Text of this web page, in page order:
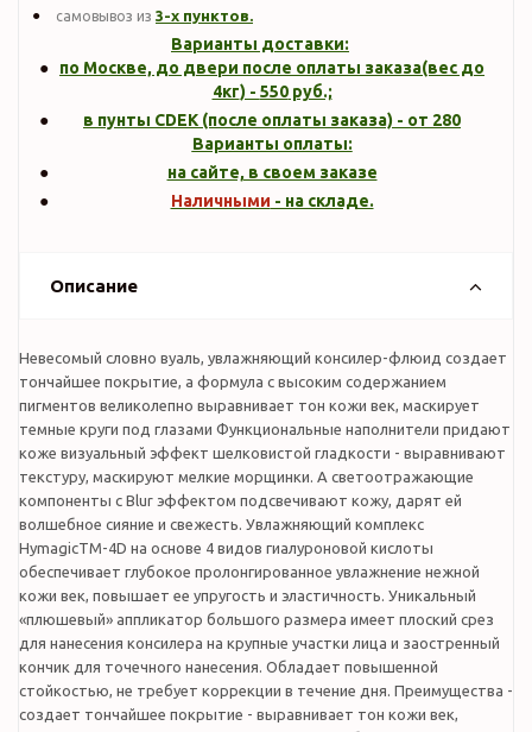
самовывоз из 3-х пунктов.
Варианты доставки:
по Москве, до двери после оплаты заказа(вес до
4кг) - 550руб.;
в пунты CDEK (после оплаты заказа) - от 280
Варианты оплаты:
на сайте, в своем заказе
Наличными - на складе.
Описание
Невесомый словно вуаль, увлажняющий консилер-флюид создает
тончайшее покрытие, а формула с высоким содержанием
пигментов великолепно выравнивает тон кожи век, маскирует
темные круги под глазами Функциональные наполнители придают
коже визуальный эффект шелковистой гладкости - выравнивают
текстуру, маскируют мелкие морщинки. А светоотражающие
компоненты с Blur эффектом подсвечивают кожу, дарят ей
волшебное сияние и свежесть. Увлажняющий комплекс
HymagicTM-4D на основе 4 видов гиалуроновой кислоты
обеспечивает глубокое пролонгированное увлажнение нежной
кожи век, повышает ее упругость и эластичность. Уникальный
«плюшевый» аппликатор большого размера имеет плоский срез
для нанесения консилера на крупные участки лица и заостренный
кончик для точечного нанесения. Обладает повышенной
стойкостью, не требует коррекции в течение дня. Преимущества -
создает тончайшее покрытие - выравнивает тон кожи век,